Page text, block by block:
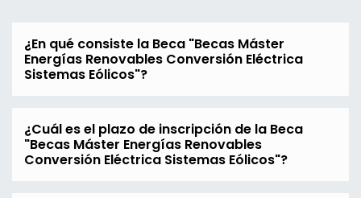
¿En qué consiste la Beca "Becas Máster
Energías Renovables Conversión Eléctrica
Sistemas Eólicos"?
¿Cuál es el plazo de inscripción de la Beca
"Becas Máster Energías Renovables
Conversión Eléctrica Sistemas Eólicos"?